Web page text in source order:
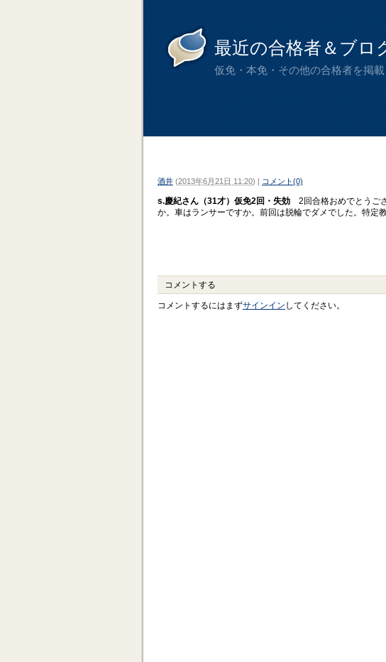
最近の合格者＆ブロ
仮免・本免・その他の合格者を掲
酒井 (2013年6月21日 11:20) コメント(0)
s.慶紀さん（31才）仮免2回・失効 2回合格おめでとうご
か。車はランサーですか。前回は脱輪でダメでした。特定
コメントする
コメントするにはまずサインイン してください。